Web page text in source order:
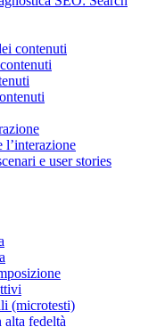
contenuti
l’interazione
e user stories
(microtesti)
alta fedeltà